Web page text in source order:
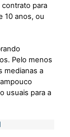
para
10 anos, ou
Pelo menos
medianas a
usuais para a